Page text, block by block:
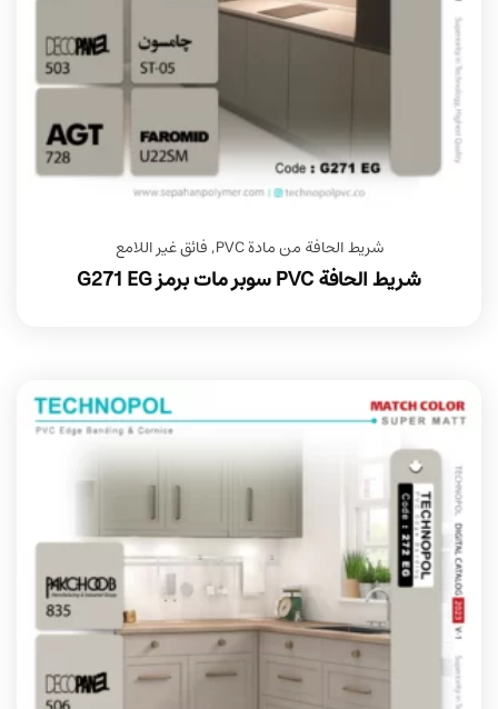
شريط الحافة من مادة PVC , فائق غير اللامع
شريط الحافة PVC سوبر مات برمز G271 EG